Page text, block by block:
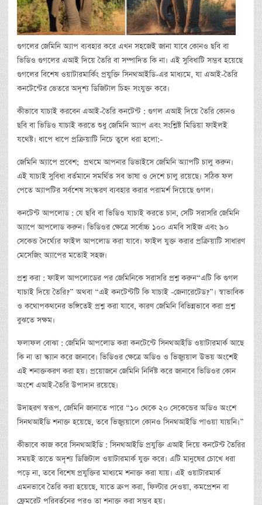
গুগলের জেমিনি অ্যাপ ব্যবহার করে এখন সহজেই জানা যাবে কোনও ছবি বা
ভিডিও গুগলের এআই দিয়ে তৈরি বা সম্পাদিত কি না। এই সুবিধাটি সম্ভব হয়েছে
গুগলের বিশেষ ওয়াটারমার্কিং প্রযুক্তি সিনথআইডি-এর মাধ্যমে, যা এআই-তৈরি
কনটেন্টের ভেতরে অদৃশ্য ডিজিটাল চিহ্ন সংযুক্ত করে।
কীভাবে যাচাই করবেন এআই-তৈরি কনটেন্ট : গুগল এআই দিয়ে তৈরি কোনও
ছবি বা ভিডিও যাচাই করতে শুধু জেমিনি অ্যাপ এবং সংশ্লিষ্ট মিডিয়া ফাইলই
যথেষ্ট। ধাপে ধাপে প্রক্রিয়াটি নিচে তুলে ধরা হলো:-
জেমিনি অ্যাপে প্রবেশ; প্রথমে আপনার ডিভাইসে জেমিনি অ্যাপটি চালু করুন।
এই যাচাই সুবিধা বর্তমানে সমর্থিত সব ভাষা ও দেশে চালু রয়েছে। সঠিক ফল
পেতে অ্যাপটির সর্বশেষ সংস্করণ ব্যবহার করার পরামর্শ দিয়েছে গুগল।
কনটেন্ট আপলোড : যে ছবি বা ভিডিও যাচাই করতে চান, সেটি সরাসরি জেমিনি
অ্যাপে আপলোড করুন। ভিডিওর ক্ষেত্রে সর্বোচ্চ ১০০ এমবি সাইজ এবং ৯০
সেকেন্ড দৈর্ঘ্যের ফাইল আপলোড করা যাবে। ফাইল যুক্ত করার প্রক্রিয়াটি সাধারণ
মেসেজিং অ্যাপের মতোই সহজ।
প্রশ্ন করা : ফাইল আপলোডের পর জেমিনিকে সরাসরি প্রশ্ন করুন“এটি কি গুগল
যাচাই দিয়ে তৈরি?” অথবা “এই কনটেন্টটি কি যাচাই -জেনারেটেড?”। স্বাভাবিক
ও কথোপকথনের ভঙ্গিতেই প্রশ্ন করা যাবে, কারণ জেমিনি বিভিন্নভাবে করা প্রশ্ন
বুঝতে সক্ষম।
ফলাফল বোঝা : জেমিনি আপলোড করা কনটেন্টে সিনথআইডি ওয়াটারমার্ক আছে
কি না তা স্ক্যান করে জানাবে। ভিডিওর ক্ষেত্রে অডিও ও ভিজ্যুয়াল উভয় অংশেই
এই শনাক্তকরণ করা হয়। প্রয়োজনে জেমিনি নির্দিষ্ট করে জানাবে ভিডিওর কোন
অংশে এআই-তৈরি উপাদান রয়েছে।
উদাহরণ স্বরূপ, জেমিনি জানাতে পারে “১০ থেকে ২০ সেকেন্ডের অডিও অংশে
সিনথআইডি শনাক্ত হয়েছে, তবে ভিজ্যুয়ালে কোনও সিনথআইডি পাওয়া যায়নি।”
কীভাবে কাজ করে সিনথআইডি : সিনথআইডি প্রযুক্তি এআই দিয়ে কনটেন্ট তৈরির
সময়ই তাতে অদৃশ্য ডিজিটাল ওয়াটারমার্ক যুক্ত করে। এটি মানুষের চোখে ধরা
পড়ে না, তবে বিশেষ প্রযুক্তির মাধ্যমে শনাক্ত করা যায়। এই ওয়াটারমার্ক
এমনভাবে তৈরি করা হয়েছে, যাতে ক্রপ করা, ফিল্টার দেওয়া, কমপ্রেশন বা
ফ্রেমরেট পরিবর্তনের পরও তা শনাক্ত করা সম্ভব হয়।